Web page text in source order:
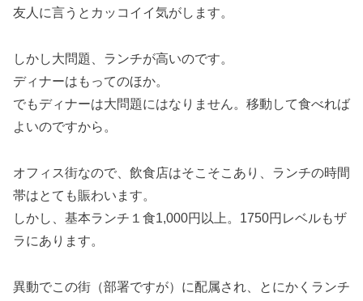
友人に言うとカッコイイ気がします。
しかし大問題、ランチが高いのです。
ディナーはもってのほか。
でもディナーは大問題にはなりません。移動して食べれば
よいのですから。
オフィス街なので、飲食店はそこそこあり、ランチの時間
帯はとても賑わいます。
しかし、基本ランチ１食1,000円以上。1750円レベルもザ
ラにあります。
異動でこの街（部署ですが）に配属され、とにかくランチ